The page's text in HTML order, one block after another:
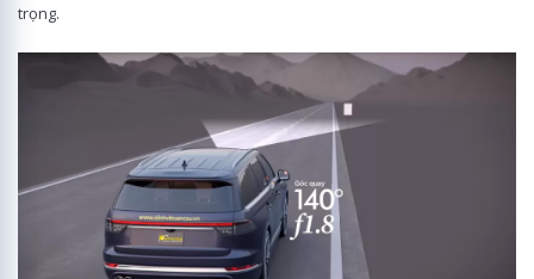
trọng.